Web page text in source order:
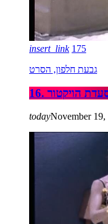
insert_link 175
גבעת חלפון, הסרט
מסעדת הויקטור
todayNovember 19,